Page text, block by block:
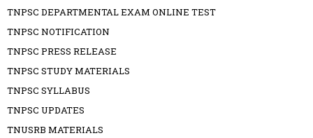
TNPSC DEPARTMENTAL EXAM ONLINE TEST
TNPSC NOTIFICATION
TNPSC PRESS RELEASE
TNPSC STUDY MATERIALS
TNPSC SYLLABUS
TNPSC UPDATES
TNUSRB MATERIALS